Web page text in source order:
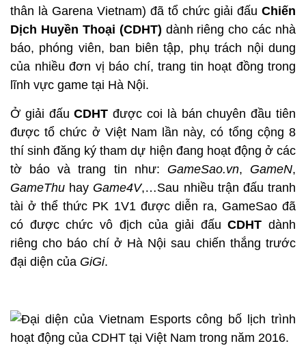
thân là Garena Vietnam) đã tổ chức giải đấu Chiến
Dịch Huyền Thoại (CDHT) dành riêng cho các nhà
báo, phóng viên, ban biên tập, phụ trách nội dung
của nhiều đơn vị báo chí, trang tin hoạt đồng trong
lĩnh vực game tại Hà Nội.
Ở giải đấuCDHT được coi là bán chuyên đầu tiên
được tổ chức ở Việt Nam lần này, có tổng cộng 8
thí sinh đăng ký tham dự hiện đang hoạt động ở các
tờ báo và trang tin như: GameSao.vn, GameN,
GameThu hay Game4V,…Sau nhiều trận đấu tranh
tài ở thể thức PK 1V1 được diễn ra, GameSao đã
có được chức vô địch của giải đấuCDHT dành
riêng cho báo chí ở Hà Nội sau chiến thắng trước
đại diện của GiGi.